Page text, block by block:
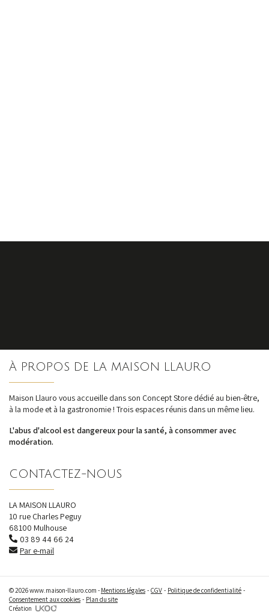
nos dernières
À PROPOS DE LA MAISON LLAURO
Maison Llauro vous accueille dans son Concept Store dédié au bien-être,
à la mode et à la gastronomie ! Trois espaces réunis dans un même lieu.
L'abus d'alcool est dangereux pour la santé, à consommer avec
modération.
CONTACTEZ-NOUS
LA MAISON LLAURO
10 rue Charles Peguy
68100 Mulhouse
03 89 44 66 24
Par e-mail
© 2026 www.maison-llauro.com - Mentions légales CGV
Politique de confidentialité
Consentement aux cookies
Plan du site
Création